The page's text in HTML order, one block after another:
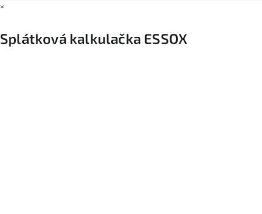
×
Splátková kalkulačka ESSOX